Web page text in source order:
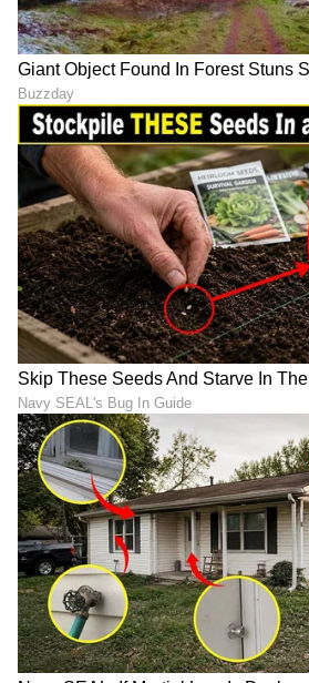
ABOUT THE AUTHOR
SH Sushma Hegde
ಸುವರ್ಣ ನ್ಯೂಸ್ ಸುದ್ದಿ ಮಾಧ್ಯಮದ
ಮೂರು ವರ್ಷಗಳಿಂದ ಕೆಲಸ
ಡಿಜಿಟಲ್‌ ಮಾಧ್ಯಮದಲ್ಲಿ 5 ವರ್ಷ ಕೆಲಸ
SDM ಉಜಿರೆಯಲ್ಲಿ ಪತ್ರಿಕೋದ್ಯಮದ
ಸುದ್ದಿಲೋಕದಲ್ಲಿ ರಾಜಕೀಯ, ದೇಶ,
ವಾಣಿಜ್ಯ, ಕ್ರೈಂ ಸುದ್ದಿಗಳಲ್ಲಿ ಆಸಕ್ತಿ.
ರಾಶಿ ಜ್ಯೋತಿಷ್ಯ ಅದೃಷ್ಟ